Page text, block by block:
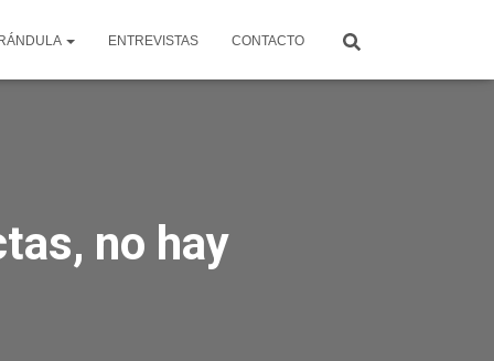
ENTREVISTAS CONTACTO
no hay